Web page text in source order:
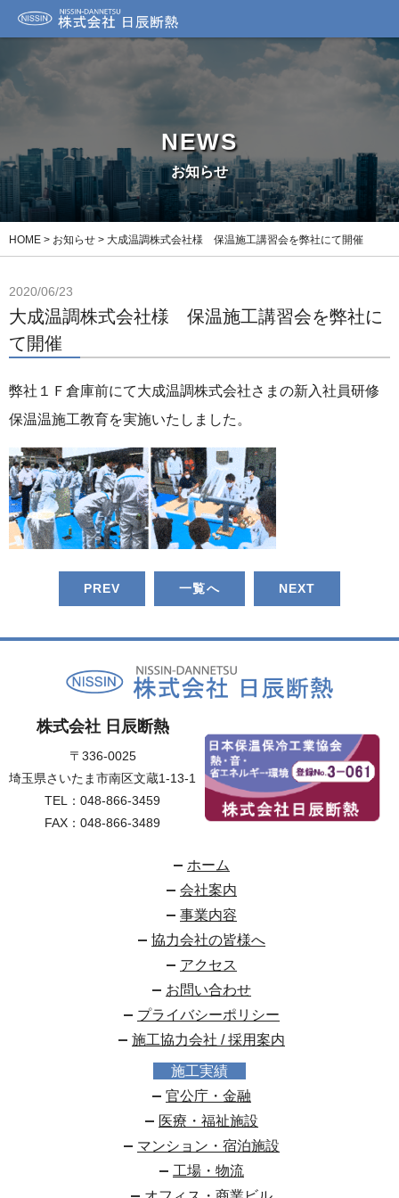
NEWS
お知らせ
HOME > お知らせ > 大成温調株式会社様 保温施工講習会を弊社にて開催
2020/06/23
大成温調株式会社様 保温施工講習会を弊社に
て開催
弊社１Ｆ倉庫前にて大成温調株式会社さまの新入社員研修
保温温施工教育を実施いたしました。
PREV 一覧へ NEXT
株式会社 日辰断熱
〒336-0025
埼玉県さいたま市南区文蔵1-13-1
TEL： 048-866-3459
FAX：048-866-3489
ホーム
会社案内
事業内容
協力会社の皆様へ
アクセス
お問い合わせ
プライバシーポリシー
施工協力会社 / 採用案内
施工実績
官公庁・金融
医療・福祉施設
マンション・宿泊施設
工場・物流